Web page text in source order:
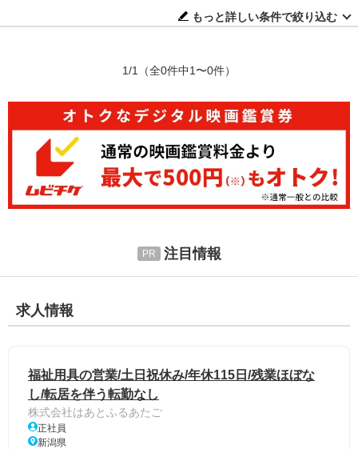
もっと詳しい条件で絞り込む
1/1 （全0件中1〜0件）
注目情報
求人情報
福祉用具の営業/土日祝休み/年休115日/残業ほぼな
し/転居を伴う転勤なし
株式会社はあとふるあたご
正社員
新潟県